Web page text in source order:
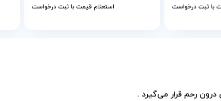
با ثبت درخواست استعلام قیمت با ثبت درخواست
درون رحم قرار می‌گیرد .